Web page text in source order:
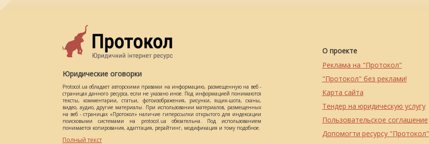
Юридические оговорки
Protocol.ua обладает авторскими правами на информацию, размещенную на веб -
страницах данного ресурса, если не указано иное. Под информацией понимаются
тексты, комментарии, статьи, фотоизображения, рисунки, ящик-шота, сканы,
видео, аудио, другие материалы. При использовании материалов, размещенных
на веб - страницах «Протокол» наличие гиперссылки открытого для индексации
поисковыми системами на protocol.ua обязательна. Под использованием
понимается копирования, адаптация, рерайтинг, модификация и тому подобное.
Полный текст
О проекте
Реклама на "Протокол"
"Протокол" без реклами!
Карта сайта
Тендер на юридическую услугу
Пользовательское соглашение
Допомогти ресурсу "Протокол"